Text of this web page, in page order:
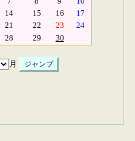
14 15 16
17
21 22 23
24
28 29 30
月